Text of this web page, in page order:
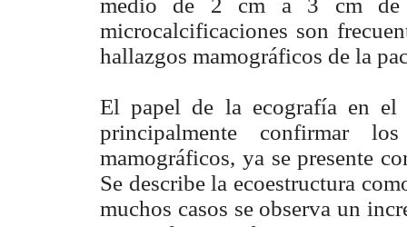
medio de 2 cm a 3 cm de
microcalcificaciones son
hallazgos mamográficos de la
El papel de la ecografía en el
principalmente confirmar
mamográficos, ya se presente
Se describe la ecoestructura
muchos casos se observa un